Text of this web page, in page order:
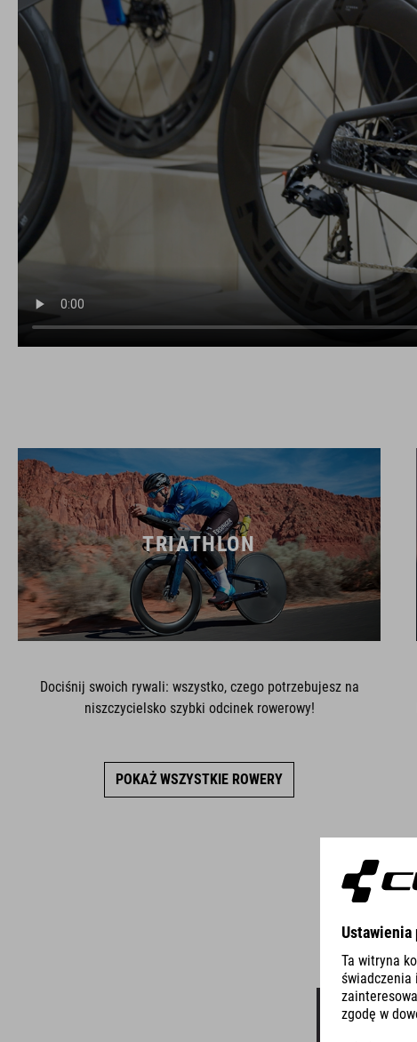
TRIATHLON
Dociśnij swoich rywali: wszystko, czego potrzebujesz na
niszczycielsko szybki odcinek rowerowy!
POKAŻ WSZYSTKIE ROWERY